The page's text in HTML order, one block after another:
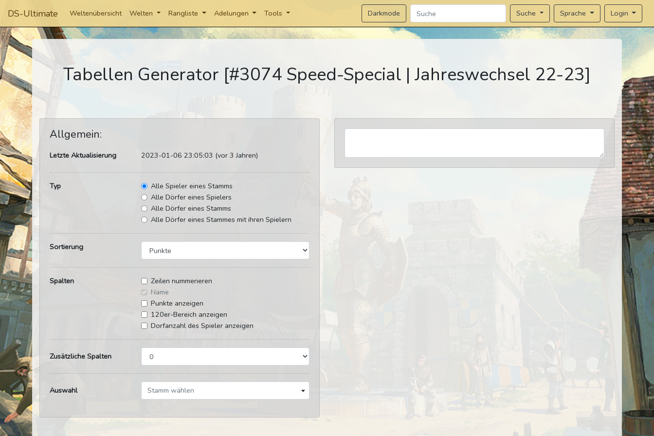
DS-Ultimate Weltenübersicht Welten Rangliste Adelungen Tools Darkmode Suche Sprache Login
Tabellen Generator [#3074 Speed-Special | Jahreswechsel 22-23]
Allgemein:
Letzte Aktualisierung 2023-01-06 23:05:03 (vor 3 Jahren)
Typ
Alle Spieler eines Stamms
Alle Dörfer eines Spielers
Alle Dörfer eines Stamms
Alle Dörfer eines Stammes mit ihren Spielern
Sortierung
Spalten
Zeilen nummerieren
Name
Punkte anzeigen
120er-Bereich anzeigen
Dorfanzahl des Spieler anzeigen
Zusätzliche Spalten
Auswahl Stamm wählen